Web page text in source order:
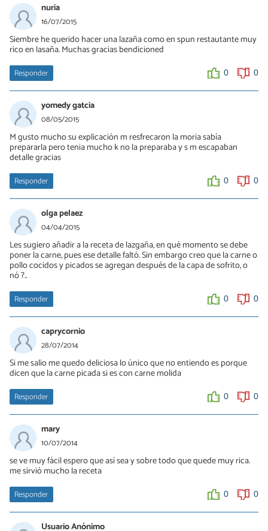
nuria
16/07/2015
Siembre he querido hacer una lazaña como en spun restautante muy
rico en lasaña. Muchas gracias bendicioned
Responder 0 0
yomedy gatcia
08/05/2015
M gusto mucho su explicación m resfrecaron la moria sabía
prepararla pero tenia mucho k no la preparaba y s m escapaban
detalle gracias
Responder 0 0
olga pelaez
04/04/2015
Les sugiero añadir a la receta de lazgaña, en qué momento se debe
poner la carne, pues ese detalle faltó. Sin embargo creo que la carne o
pollo cocidos y picados se agregan después de la capa de sofrito, o
nó ?..
Responder 0 0
caprycornio
28/07/2014
Si me salio me quedo deliciosa lo único que no entiendo es porque
dicen que la carne picada si es con carne molida
Responder 0 0
mary
10/07/2014
se ve muy fácil espero que así sea y sobre todo que quede muy rica.
me sirvió mucho la receta
Responder 0 0
Usuario Anónimo